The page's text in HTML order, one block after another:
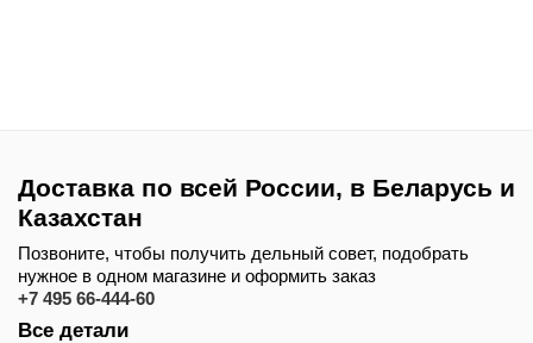
Доставка по всей России, в Беларусь и
Казахстан
Позвоните, чтобы получить дельный совет, подобрать
нужное в одном магазине и оформить заказ
+7 495 66-444-60
Все детали